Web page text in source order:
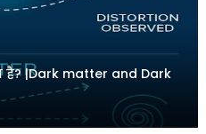
है? |Dark matter and Dark